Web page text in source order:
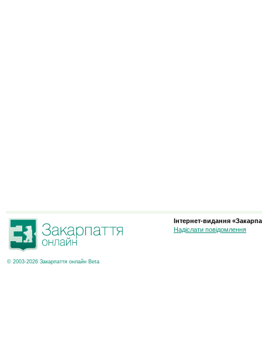
© 2003-2026 Закарпаття онлайн Beta
Інтернет-видання
Надіслати повідомлення